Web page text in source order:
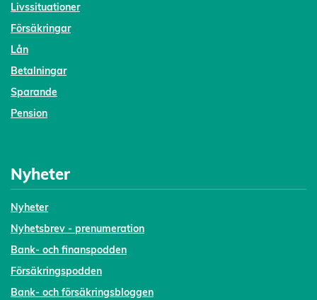
Livssituationer
Försäkringar
Lån
Betalningar
Sparande
Pension
Nyheter
Nyheter
Nyhetsbrev - prenumeration
Bank- och finanspodden
Försäkringspodden
Bank- och försäkringsbloggen